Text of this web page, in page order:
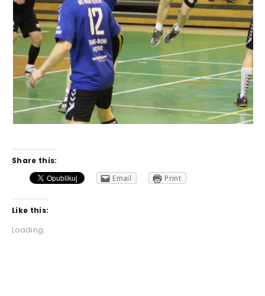
Share this:
Email
Print
Like this:
Loading...